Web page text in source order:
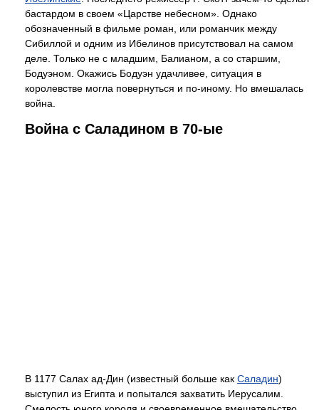
бастардом в своем «Царстве небесном». Однако
обозначенный в фильме роман, или романчик между
Сибиллой и одним из Ибелинов присутствовал на самом
деле. Только не с младшим, Балианом, а со старшим,
Бодуэном. Окажись Бодуэн удачливее, ситуация в
королевстве могла повернуться и по-иному. Но вмешалась
война.
Война с Саладином в 70-ые
В 1177 Салах ад-Дин (известный больше как Саладин)
выступил из Египта и попытался захватить Иерусалим.